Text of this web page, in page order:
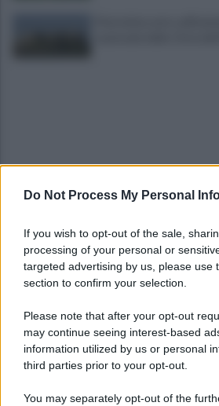
Do Not Process My Personal
If you wish to opt-out of the sale,
processing of your personal or
targeted advertising by us, please use
section to confirm your selection.
Please note that after your opt-out
may continue seeing interest-based
information utilized by us or personal
third parties prior to your opt-out.
You may separately opt-out of the
Cherubini si avvicina:
È morto Roberto
protagonista della